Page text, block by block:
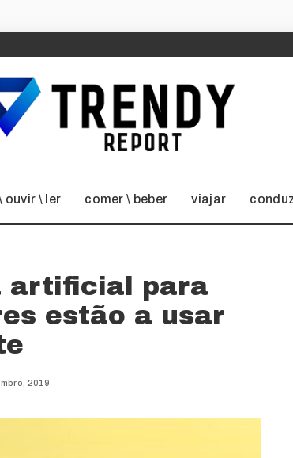
ouvir \ ler comer \ beber viajar
artificial para
estão a usar
2019